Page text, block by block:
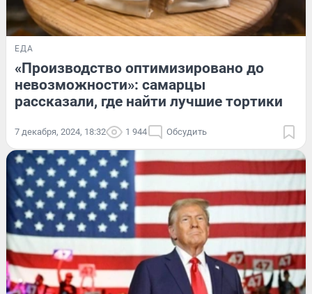
ЕДА
«Производство оптимизировано до
невозможности»: самарцы
рассказали, где найти лучшие тортики
7 декабря, 2024, 18:32 1 944 Обсудить